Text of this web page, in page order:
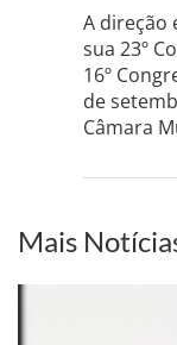
A direção
sua 23º
16º
de
Câmara
Mais